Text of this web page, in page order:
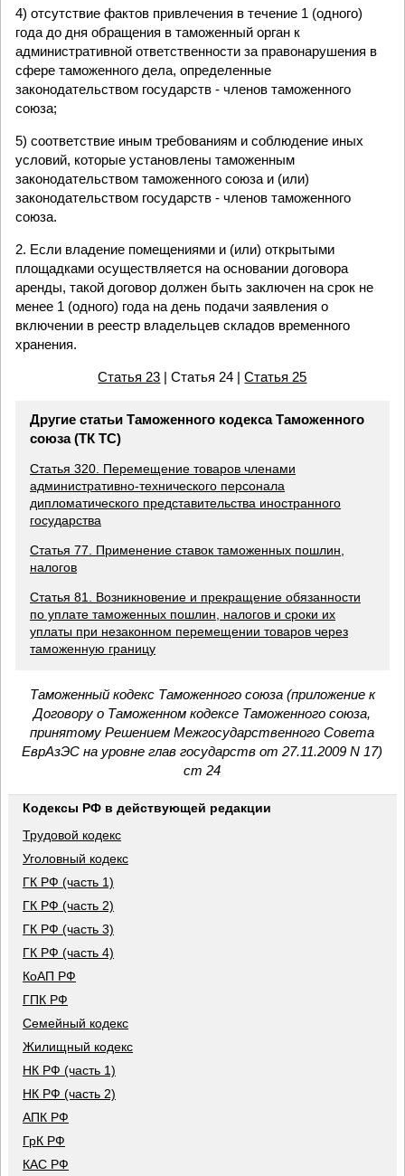
4) отсутствие фактов привлечения в течение 1 (одного)
года до дня обращения в таможенный орган к
административной ответственности за правонарушения в
сфере таможенного дела, определенные
законодательством государств - членов таможенного
союза;
5) соответствие иным требованиям и соблюдение иных
условий, которые установлены таможенным
законодательством таможенного союза и (или)
законодательством государств - членов таможенного
союза.
2. Если владение помещениями и (или) открытыми
площадками осуществляется на основании договора
аренды, такой договор должен быть заключен на срок не
менее 1 (одного) года на день подачи заявления о
включении в реестр владельцев складов временного
хранения.
Статья 23 | Статья 24 |Статья 25
Другие статьи Таможенного кодекса Таможенного
союза (ТК ТС)
Статья 320. Перемещение товаров членами
административно-технического персонала
дипломатического представительства иностранного
государства
Статья 77. Применение ставок таможенных пошлин,
налогов
Статья 81. Возникновение и прекращение обязанности
по уплате таможенных пошлин, налогов и сроки их
уплаты при незаконном перемещении товаров через
таможенную границу
Таможенный кодекс Таможенного союза (приложение к
Договору о Таможенном кодексе Таможенного союза,
принятому Решением Межгосударственного Совета
ЕврАзЭС на уровне глав государств от 27.11.2009 N 17)
ст 24
Кодексы РФ в действующей редакции
Трудовой кодекс
Уголовный кодекс
ГК РФ (часть 1)
ГК РФ (часть 2)
ГК РФ (часть 3)
ГК РФ (часть 4)
КоАП РФ
ГПК РФ
Семейный кодекс
Жилищный кодекс
НК РФ (часть 1)
НК РФ (часть 2)
АПК РФ
ГрК РФ
КАС РФ